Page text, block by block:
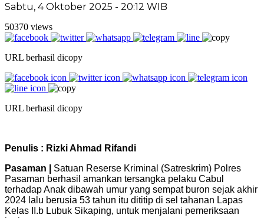
Sabtu, 4 Oktober 2025 - 20:12 WIB
50370 views
URL berhasil dicopy
URL berhasil dicopy
Penulis : Rizki Ahmad Rifandi
Pasaman |
Satuan Reserse Kriminal (Satreskrim) Polres
Pasaman berhasil amankan tersangka pelaku Cabul
terhadap Anak dibawah umur yang sempat buron sejak akhir
2024 lalu berusia 53 tahun itu dititip di sel tahanan Lapas
Kelas II.b Lubuk Sikaping, untuk menjalani pemeriksaan